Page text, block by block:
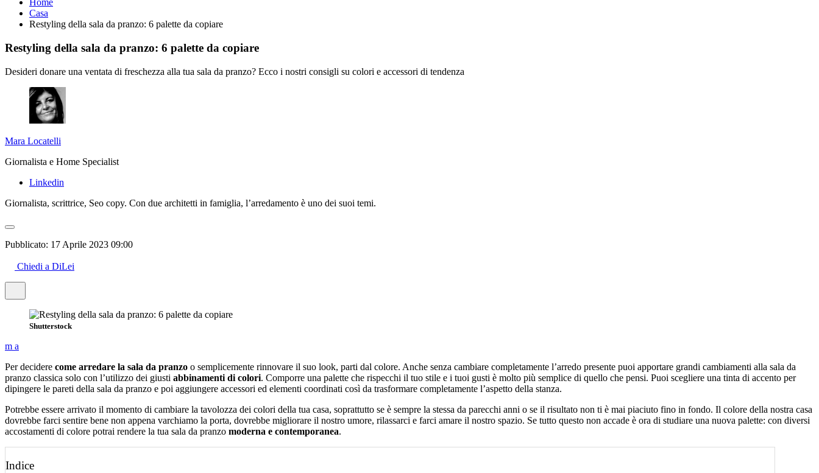
Home
Casa
Restyling della sala da pranzo: 6 palette da copiare
Restyling della sala da pranzo: 6 palette da copiare
Desideri donare una ventata di freschezza alla tua sala da pranzo? Ecco i nostri consigli su colori e accessori di tendenza
Mara Locatelli
Giornalista e Home Specialist
Linkedin
Giornalista, scrittrice, Seo copy. Con due architetti in famiglia, l’arredamento è uno dei suoi temi.
Pubblicato: 17 Aprile 2023 09:00
Chiedi a DiLei
Shutterstock
m a
Per decidere come arredare la sala da pranzo o semplicemente rinnovare il suo look, parti dal colore. Anche senza cambiare completamente l’arredo presente puoi apportare grandi cambiamenti alla sala da
pranzo classica solo con l’utilizzo dei giusti abbinamenti di colori. Comporre una palette che rispecchi il tuo stile e i tuoi gusti è molto più semplice di quello che pensi. Puoi scegliere una tinta di accento per
dipingere le pareti della sala da pranzo e poi aggiungere accessori ed elementi coordinati così da trasformare completamente l’aspetto della stanza.
Potrebbe essere arrivato il momento di cambiare la tavolozza dei colori della tua casa, soprattutto se è sempre la stessa da parecchi anni o se il risultato non ti è mai piaciuto fino in fondo. Il colore della nostra casa
dovrebbe farci sentire bene non appena varchiamo la porta, dovrebbe migliorare il nostro umore, rilassarci e farci amare il nostro spazio. Se tutto questo non accade è ora di studiare una nuova palette: con diversi
accostamenti di colore potrai rendere la tua sala da pranzo moderna e contemporanea.
Indice